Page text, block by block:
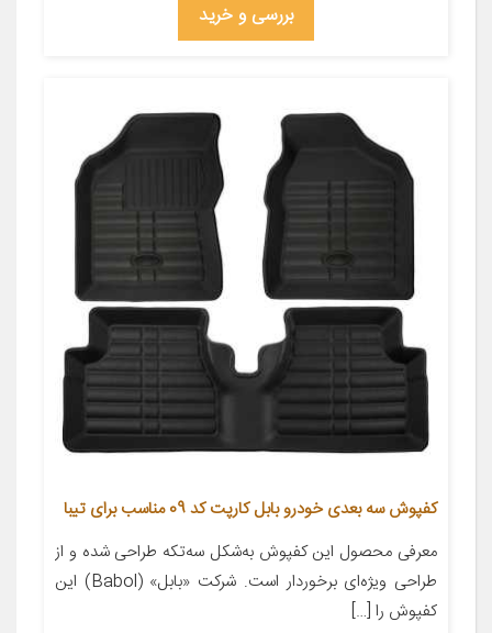
بررسی و خرید
کفپوش سه بعدی خودرو بابل کارپت کد 09 مناسب برای تیبا
معرفی محصول این کفپوش به‌شکل سه‌تکه طراحی شده و از
طراحی ویژه‌ای برخوردار است. شرکت «بابل» (Babol) این
کفپوش را […]